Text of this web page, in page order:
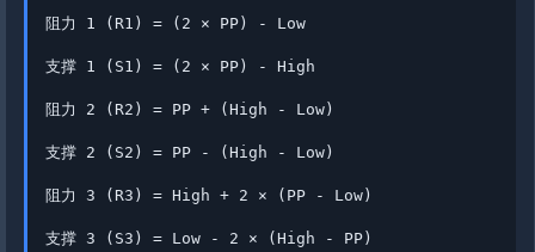
阻力 1 (R1) = (2 × PP) - Low
支撑 1 (S1) = (2 × PP) - High
阻力 2 (R2) = PP + (High - Low)
支撑 2 (S2) = PP - (High - Low)
阻力 3 (R3) = High + 2 × (PP - Low)
支撑 3 (S3) = Low - 2 × (High - PP)